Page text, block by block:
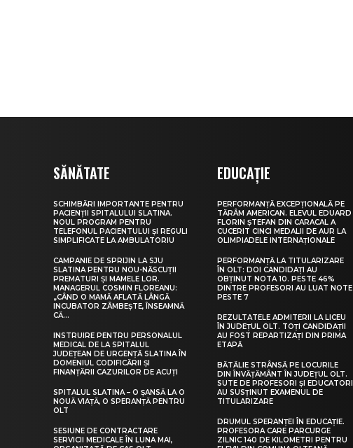
SĂNĂTATE
SCHIMBĂRI IMPORTANTE PENTRU
PACIENȚII SPITALULUI SLATINA.
NOUL PROGRAM PENTRU
TELEFONUL PACIENTULUI ȘI REGULI
SIMPLIFICATE LA AMBULATORIU
CAMPANIE DE SPRIJIN LA SJU
SLATINA PENTRU NOU-NĂSCUȚII
PREMATURI ȘI MAMELE LOR.
MANAGERUL COSMIN FLOREANU:
„CÂND O MAMĂ AFLATĂ LÂNGĂ
INCUBATOR ZÂMBEȘTE, ÎNSEAMNĂ
CĂ...
INSTRUIRE PENTRU PERSONALUL
MEDICAL DE LA SPITALUL
JUDEȚEAN DE URGENȚĂ SLATINA ÎN
DOMENIUL CODIFICĂRII ȘI
FINANȚĂRII CAZURILOR DE ACUȚI
SPITALUL SLATINA – O ȘANSĂ LA O
NOUĂ VIAȚĂ, O SPERANȚĂ PENTRU
OLT
SESIUNE DE CONTRACTARE
SERVICII MEDICALE ÎN LUNA MAI,
EDUCAȚIE
PERFORMANȚĂ EXCEPȚIONALĂ PE
TĂRÂM AMERICAN. ELEVUL EDUARD
FLORIN ȘTEFAN DIN CARACAL A
CUCERIT CINCI MEDALII DE AUR LA
OLIMPIADELE INTERNAȚIONALE
PERFORMANȚĂ LA TITULARIZARE
ÎN OLT: DOI CANDIDAȚI AU
OBȚINUT NOTA 10. PESTE 46%
DINTRE PROFESORI AU LUAT NOTE
PESTE 7
REZULTATELE ADMITERII LA LICEU
ÎN JUDEȚUL OLT. TOȚI CANDIDAȚII
AU FOST REPARTIZAȚI DIN PRIMA
ETAPĂ
BĂTĂLIE STRÂNSĂ PE LOCURILE
DIN ÎNVĂȚĂMÂNT ÎN JUDEȚUL OLT.
SUTE DE PROFESORI ȘI EDUCATORI
AU SUSȚINUT EXAMENUL DE
TITULARIZARE
DRUMUL SPERANȚEI ÎN EDUCAȚIE.
PROFESORA CARE PARCURGE
ZILNIC 140 DE KILOMETRI PENTRU